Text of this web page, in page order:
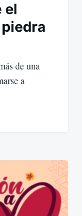
el
de una
a